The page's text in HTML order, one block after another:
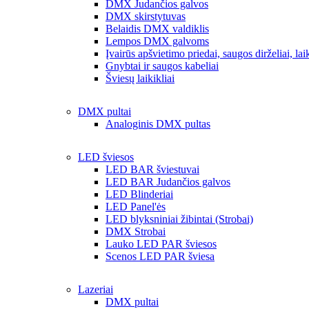
DMX Judančios galvos
DMX skirstytuvas
Belaidis DMX valdiklis
Lempos DMX galvoms
Įvairūs apšvietimo priedai, saugos dirželiai,
Gnybtai ir saugos kabeliai
Šviesų laikikliai
DMX pultai
Analoginis DMX pultas
LED šviesos
LED BAR šviestuvai
LED BAR Judančios galvos
LED Blinderiai
LED Panel'ės
LED blyksniniai žibintai (Strobai)
DMX Strobai
Lauko LED PAR šviesos
Scenos LED PAR šviesa
Lazeriai
DMX pultai